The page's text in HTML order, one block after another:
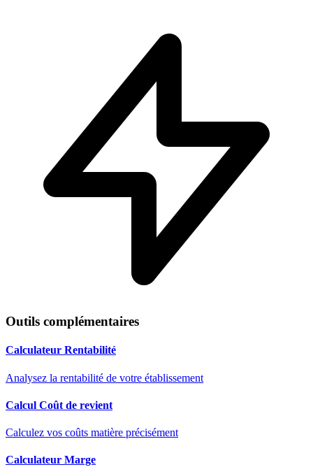
Outils complémentaires
Calculateur Rentabilité
Analysez la rentabilité de votre établissement
Calcul Coût de revient
Calculez vos coûts matière précisément
Calculateur Marge